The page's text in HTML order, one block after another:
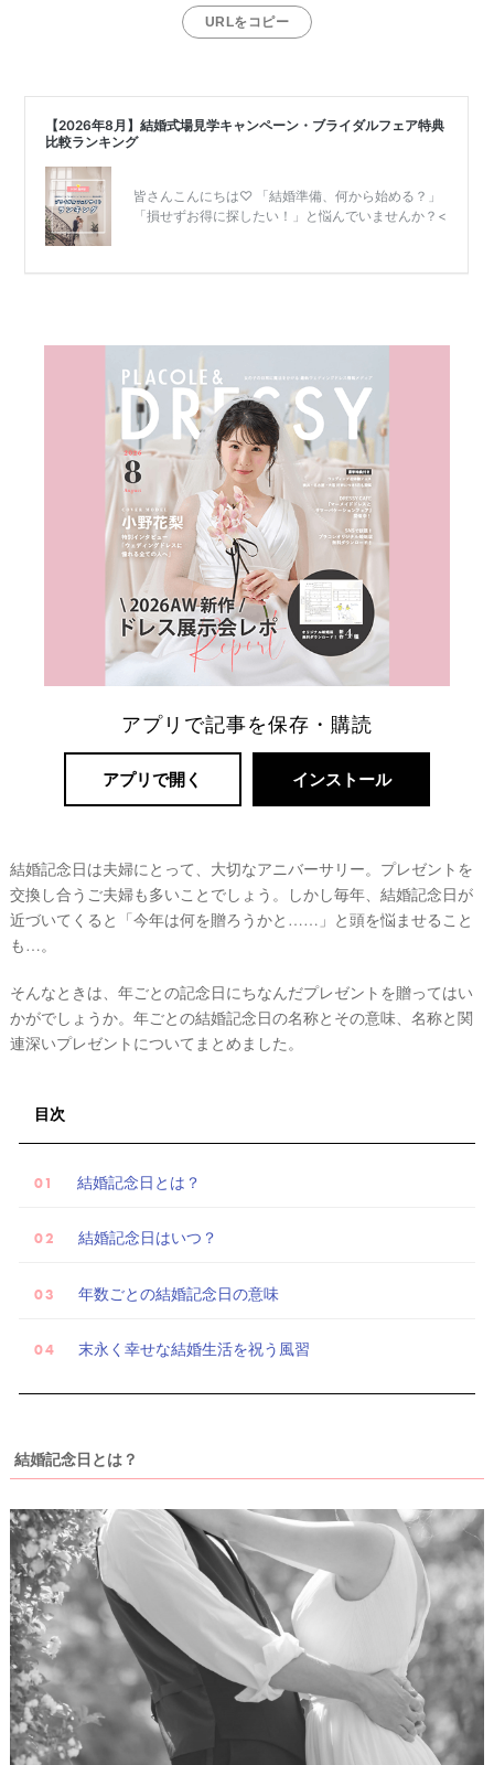
URLをコピー
アプリで記事を保存・購読
アプリで開く インストール
結婚記念日は夫婦にとって、大切なアニバーサリー。プレゼントを
交換し合うご夫婦も多いことでしょう。しかし毎年、結婚記念日が
近づいてくると「今年は何を贈ろうかと……」と頭を悩ませること
も…。
そんなときは、年ごとの記念日にちなんだプレゼントを贈ってはい
かがでしょうか。年ごとの結婚記念日の名称とその意味、名称と関
連深いプレゼントについてまとめました。
目次
結婚記念日とは？
結婚記念日はいつ？
年数ごとの結婚記念日の意味
末永く幸せな結婚生活を祝う風習
結婚記念日とは？
婚
リ
ゾ
婚
着
レ
ポ